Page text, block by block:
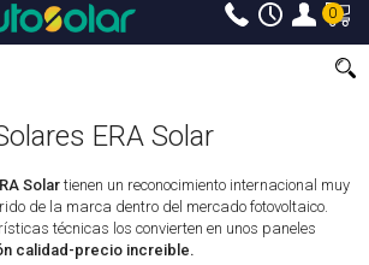
0
ERA Solar
Solartienen un reconocimiento internacional muy
de la marca dentro del mercado fotovoltaico.
técnicas los convierten en unos paneles
calidad-precio increible.